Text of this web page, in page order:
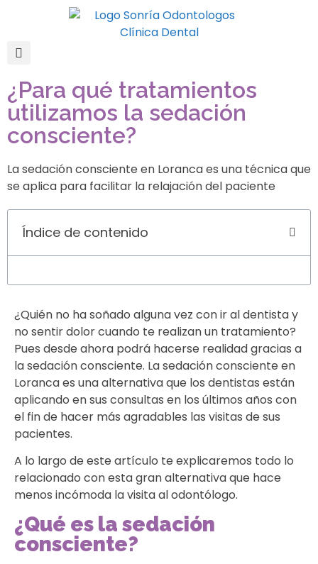
¿Para qué tratamientos
utilizamos la sedación
consciente?
Índice de contenido
La sedación consciente en Loranca es una técnica que
se aplica para facilitar la relajación del paciente
¿Quién no ha soñado alguna vez con ir al dentista y
no sentir dolor cuando te realizan un tratamiento?
Pues desde ahora podrá hacerse realidad gracias a
la sedación consciente. La sedación consciente en
Loranca es una alternativa que los dentistas están
aplicando en sus consultas en los últimos años con
el fin de hacer más agradables las visitas de sus
pacientes.
A lo largo de este artículo te explicaremos todo lo
relacionado con esta gran alternativa que hace
menos incómoda la visita al odontólogo.
¿Qué es la sedación
consciente?